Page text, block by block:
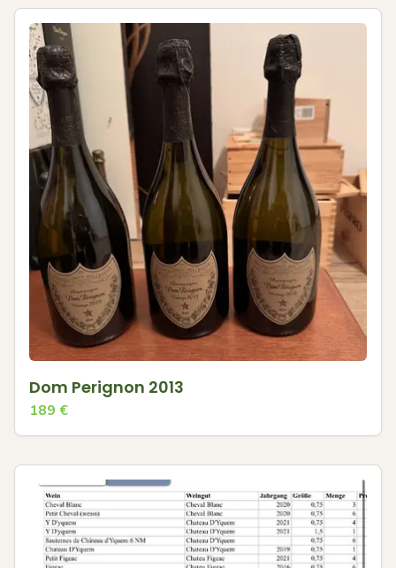
Dom Perignon 2013
189 €